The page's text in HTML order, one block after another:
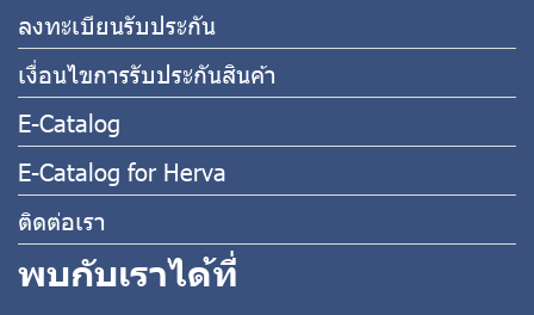
ลงทะเบียนรับประกัน
เงื่อนไขการรับประกันสินค้า
E-Catalog
E-Catalog for Herva
ติดต่อเรา
พบกับเราได้ที่